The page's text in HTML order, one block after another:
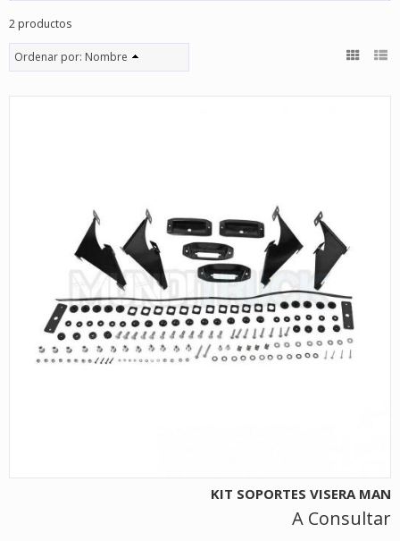
2 productos
Ordenar por: Nombre
KIT SOPORTES VISERA MAN
A Consultar